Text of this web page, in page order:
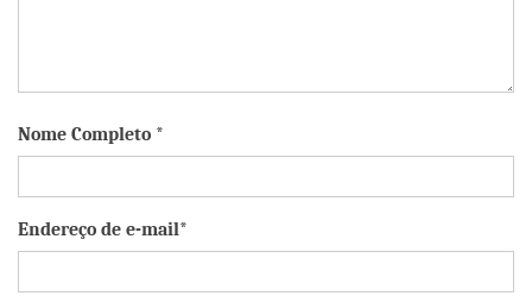
Nome Completo *
Endereço de e-mail*